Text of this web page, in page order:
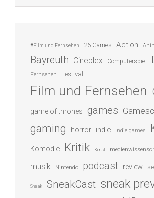
#Film und Fernsehen 26 Games Action
Bayreuth Cineplex Computerspiel
Fernsehen Festival
Film und Fernsehen
game of thrones games
gaming horror indie Indie games
Komödie Kritik Kunst
musik Nintendo podcast review
Sneak SneakCast sneak